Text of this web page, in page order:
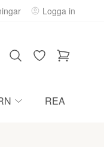
Logga in
REA